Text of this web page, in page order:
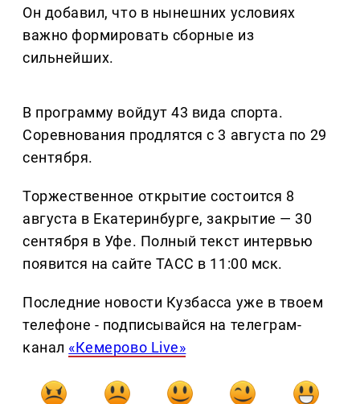
Он добавил, что в нынешних условиях
важно формировать сборные из
сильнейших.
В программу войдут 43 вида спорта.
Соревнования продлятся с 3 августа по 29
сентября.
Торжественное открытие состоится 8
августа в Екатеринбурге, закрытие — 30
сентября в Уфе. Полный текст интервью
появится на сайте ТАСС в 11:00 мск.
Последние новости Кузбасса уже в твоем
телефоне - подписывайся на телеграм-
канал «Кемерово Live»